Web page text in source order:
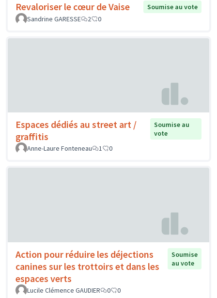
Revaloriser le cœur de Vaise
Soumise au vote
Sandrine GARESSE
2 0
Espaces dédiés au street art /
graffitis
Soumise au
vote
Anne-Laure Fonteneau
1 0
Action pour réduire les déjections
canines sur les trottoirs et dans les
espaces verts
Soumise
au vote
Lucile Clémence GAUDIER 0 0